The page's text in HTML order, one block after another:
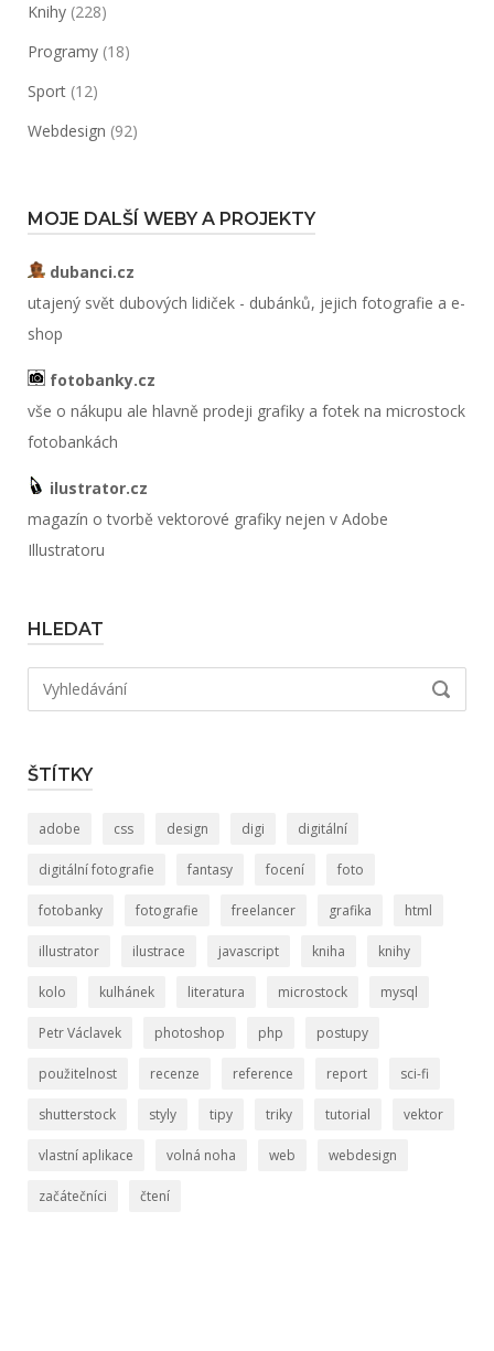
Knihy (228)
Programy (18)
Sport (12)
Webdesign (92)
MOJE DALŠÍ WEBY A PROJEKTY
dubanci.cz
utajený svět dubových lidiček - dubánků, jejich fotografie a e-
shop
fotobanky.cz
vše o nákupu ale hlavně prodeji grafiky a fotek na microstock
fotobankách
ilustrator.cz
magazín o tvorbě vektorové grafiky nejen v Adobe
Illustratoru
HLEDAT
Hledat:
ŠTÍTKY
adobe css design digi digitální
digitální fotografie fantasy focení foto
fotobanky fotografie freelancer grafika html
illustrator ilustrace javascript kniha knihy
kolo kulhánek literatura microstock mysql
Petr Václavek photoshop php postupy
použitelnost recenze reference report sci-fi
shutterstock styly tipy triky tutorial vektor
vlastní aplikace volná noha web webdesign
začátečníci čtení